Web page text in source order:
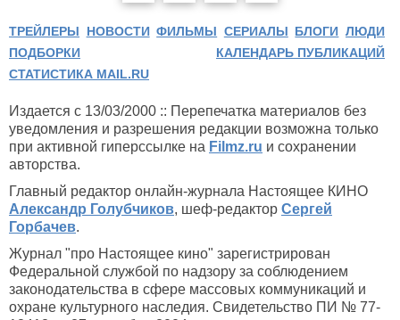
ТРЕЙЛЕРЫ НОВОСТИ ФИЛЬМЫ СЕРИАЛЫ БЛОГИ ЛЮДИ
ПОДБОРКИ
КАЛЕНДАРЬ ПУБЛИКАЦИЙ
СТАТИСТИКА MAIL.RU
Издается с 13/03/2000 :: Перепечатка материалов без
уведомления и разрешения редакции возможна только
при активной гиперссылке на Filmz.ru и сохранении
авторства.
Главный редактор онлайн-журнала Настоящее КИНО
Александр Голубчиков, шеф-редактор Сергей
Горбачев.
Журнал "про Настоящее кино" зарегистрирован
Федеральной службой по надзору за соблюдением
законодательства в сфере массовых коммуникаций и
охране культурного наследия. Свидетельство ПИ № 77-